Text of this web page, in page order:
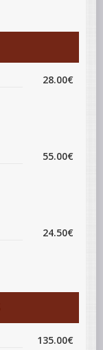
28.00€
55.00€
24.50€
135.00€